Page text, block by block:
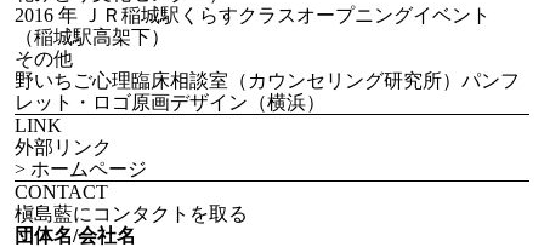
2016 年 ＪＲ稲城駅くらすクラスオープニングイベント
（稲城駅高架下）
その他
野いちご心理臨床相談室（カウンセリング研究所）パンフ
レット・ロゴ原画デザイン（横浜）
LINK
外部リンク
> ホームページ
CONTACT
槇島藍にコンタクトを取る
団体名/会社名